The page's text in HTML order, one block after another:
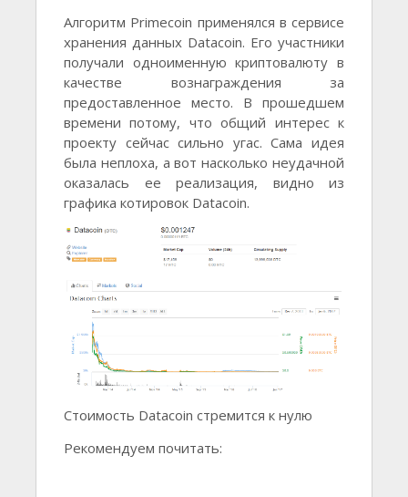
Алгоритм Primecoin применялся в сервисе
хранения данных Datacoin. Его участники
получали одноименную криптовалюту в
качестве вознаграждения за
предоставленное место. В прошедшем
времени потому, что общий интерес к
проекту сейчас сильно угас. Сама идея
была неплоха, а вот насколько неудачной
оказалась ее реализация, видно из
графика котировок Datacoin.
Стоимость Datacoin стремится к нулю
Рекомендуем почитать: